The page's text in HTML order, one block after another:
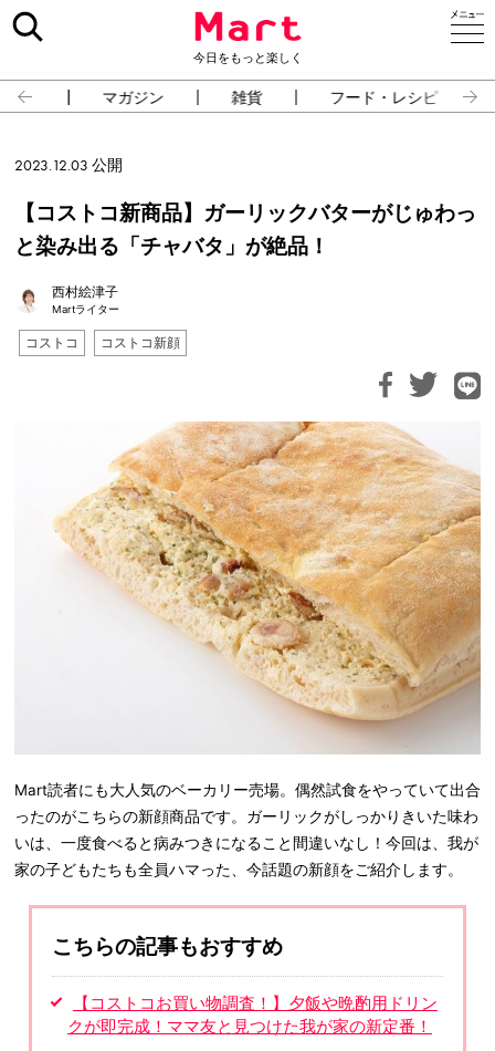
今日をもっと楽しく
占い マガジン 雑貨 フード・レシピ
2023.12.03 公開
【コストコ新商品】ガーリックバターがじゅわっ
と染み出る「チャバタ」が絶品！
西村絵津子
Martライター
コストコ コストコ新顔
Mart読者にも大人気のベーカリー売場。偶然試食をやっていて出合
ったのがこちらの新顔商品です。ガーリックがしっかりきいた味わ
いは、一度食べると病みつきになること間違いなし！今回は、我が
家の子どもたちも全員ハマった、今話題の新顔をご紹介します。
こちらの記事もおすすめ
【コストコお買い物調査！】夕飯や晩酌用ドリン
クが即完成！ママ友と見つけた我が家の新定番！